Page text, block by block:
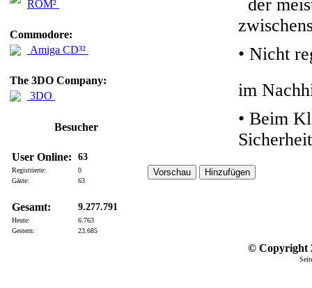
ROM²
Commodore:
Amiga CD³²
The 3DO Company:
3DO
Besucher
User Online: 63
Registrierte:
0
Gäste:
63
Gesamt: 9.277.791
Heute:
6.763
Gestern:
23.685
der
• Nicht
im
• Beim
© Copyright